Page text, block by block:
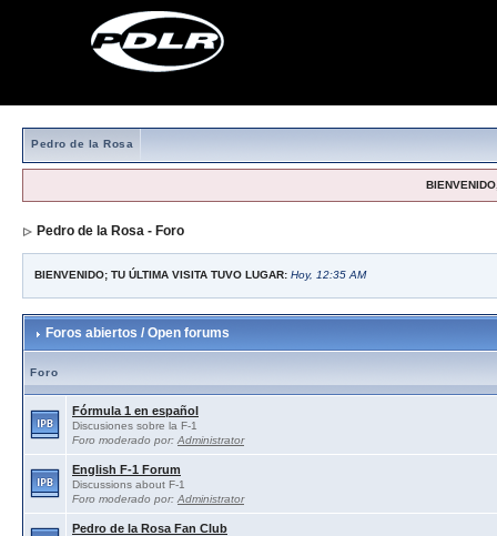
Pedro de la Rosa
Pedro de la Rosa - Foro
BIENVENIDO; TU ÚLTIMA VISITA TUVO LUGAR: Hoy, 12:35 AM
Foros abiertos / Open forums
Foro
Fórmula 1 en español
Discusiones sobre la F-1
Foro moderado por: Administrator
English F-1 Forum
Discussions about F-1
Foro moderado por: Administrator
Pedro de la Rosa Fan Club